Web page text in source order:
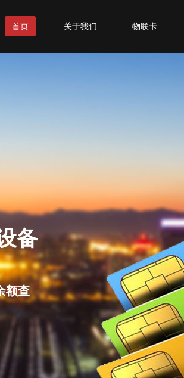
首页 关于我们 物联卡
备
额查
并对
核
域发